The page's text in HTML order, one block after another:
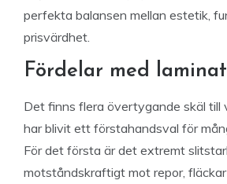
perfekta balansen mellan estetik,
prisvärdhet.
Fördelar med
Det finns flera övertygande skäl till
har blivit ett förstahandsval för
För det första är det extremt
motståndskraftigt mot repor,